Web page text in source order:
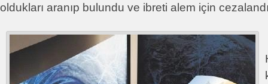
oldukları aranıp bulundu ve ibreti alem için